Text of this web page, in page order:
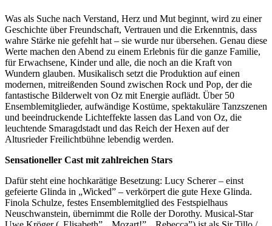
Was als Suche nach Verstand, Herz und Mut beginnt, wird zu einer
Geschichte über Freundschaft, Vertrauen und die Erkenntnis, dass
wahre Stärke nie gefehlt hat – sie wurde nur übersehen. Genau diese
Werte machen den Abend zu einem Erlebnis für die ganze Familie,
für Erwachsene, Kinder und alle, die noch an die Kraft von
Wundern glauben. Musikalisch setzt die Produktion auf einen
modernen, mitreißenden Sound zwischen Rock und Pop, der die
fantastische Bilderwelt von Oz mit Energie auflädt. Über 50
Ensemblemitglieder, aufwändige Kostüme, spektakuläre Tanzszenen
und beeindruckende Lichteffekte lassen das Land von Oz, die
leuchtende Smaragdstadt und das Reich der Hexen auf der
Altusrieder Freilichtbühne lebendig werden.
Sensationeller Cast mit zahlreichen Stars
Dafür steht eine hochkarätige Besetzung: Lucy Scherer – einst
gefeierte Glinda in „Wicked” – verkörpert die gute Hexe Glinda.
Finola Schulze, festes Ensemblemitglied des Festspielhaus
Neuschwanstein, übernimmt die Rolle der Dorothy. Musical-Star